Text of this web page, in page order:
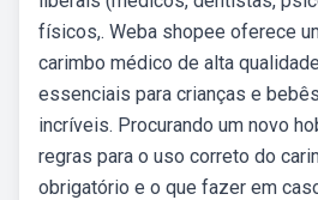
físicos,. Weba shopee oferece
carimbo médico de alta
essenciais para crianças e
incríveis. Procurando um novo
regras para o uso correto do
obrigatório e o que fazer em